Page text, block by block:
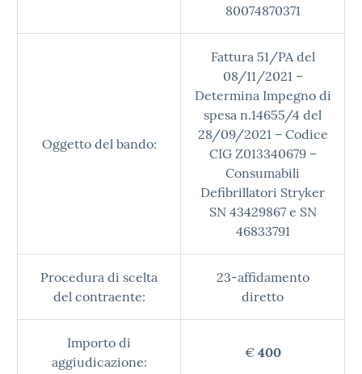
80074870371
Oggetto del bando:
Fattura 51/PA del
08/11/2021 –
Determina Impegno di
spesa n.14655/4 del
28/09/2021 – Codice
CIG Z013340679 –
Consumabili
Defibrillatori Stryker
SN 43429867 e SN
46833791
Procedura di scelta
del contraente:
23-affidamento
diretto
Importo di
aggiudicazione:
€ 400